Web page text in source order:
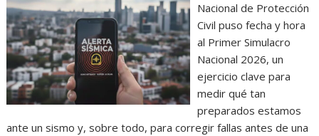
Nacional de Protección
Civil puso fecha y hora
al Primer Simulacro
Nacional 2026, un
ejercicio clave para
medir qué tan
preparados estamos
ante un sismo y, sobre todo, para corregir fallas antes de una